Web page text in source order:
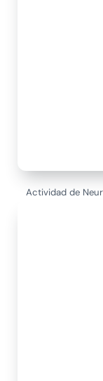
Actividad de